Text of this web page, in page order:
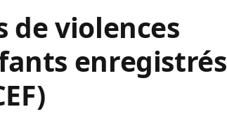
de violences
enregistrés